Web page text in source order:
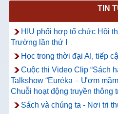
Thông báo
và sử dụng
Central
TIN
HIU phối hợp tổ chức Hội
Trường lần thứ I
Học trong thời đại AI, tiếp
Cuộc thi Video Clip “Sách
Talkshow “Euréka – Ươm
Chuỗi hoạt động truyền thông
Sách và chúng ta - Nơi tri